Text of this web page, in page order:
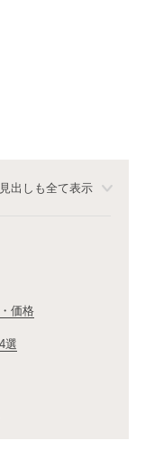
出しも全て表示
価格
選